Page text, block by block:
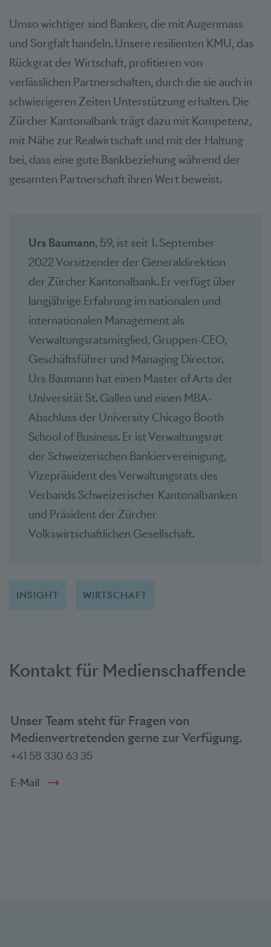
Umso wichtiger sind Banken, die mit Augenmass
und Sorgfalt handeln. Unsere resilienten KMU, das
Rückgrat der Wirtschaft, profitieren von
verlässlichen Partnerschaften, durch die sie auch in
schwierigeren Zeiten Unterstützung erhalten. Die
Zürcher Kantonalbank trägt dazu mit Kompetenz,
mit Nähe zur Realwirtschaft und mit der Haltung
bei, dass eine gute Bankbeziehung während der
gesamten Partnerschaft ihren Wert beweist.
Urs Baumann, 59, ist seit 1. September
2022 Vorsitzender der Generaldirektion
der Zürcher Kantonalbank. Er verfügt über
langjährige Erfahrung im nationalen und
internationalen Management als
Verwaltungsratsmitglied, Gruppen-CEO,
Geschäftsführer und Managing Director.
Urs Baumann hat einen Master of Arts der
Universität St. Gallen und einen MBA-
Abschluss der University Chicago Booth
School of Business. Er ist Verwaltungsrat
der Schweizerischen Bankiervereinigung,
Vizepräsident des Verwaltungsrats des
Verbands Schweizerischer Kantonalbanken
und Präsident der Zürcher
Volkswirtschaftlichen Gesellschaft.
INSIGHT WIRTSCHAFT
Kontakt für Medienschaffende
Unser Team steht für Fragen von
Medienvertretenden gerne zur Verfügung.
+41 58 330 63 35
E-Mail